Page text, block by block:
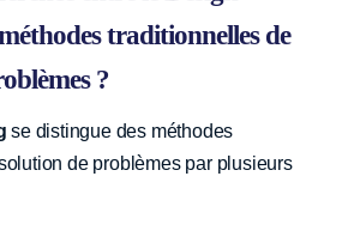
traditionnelles de
?
se distingue des méthodes
de problèmes par plusieurs